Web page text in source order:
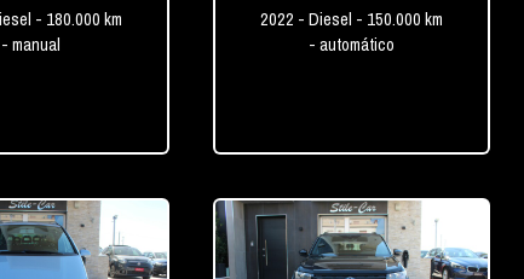
- 180.000 km
- manual
2022 - Diesel - 150.000 km
- automático